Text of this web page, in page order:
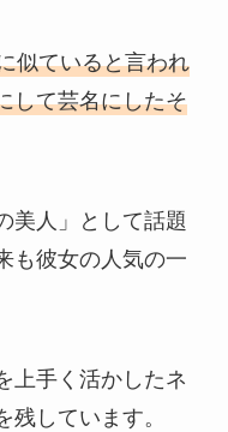
似ていると言われ
して芸名にしたそ
美人」として話題
も彼女の人気の一
上手く活かしたネ
しています。